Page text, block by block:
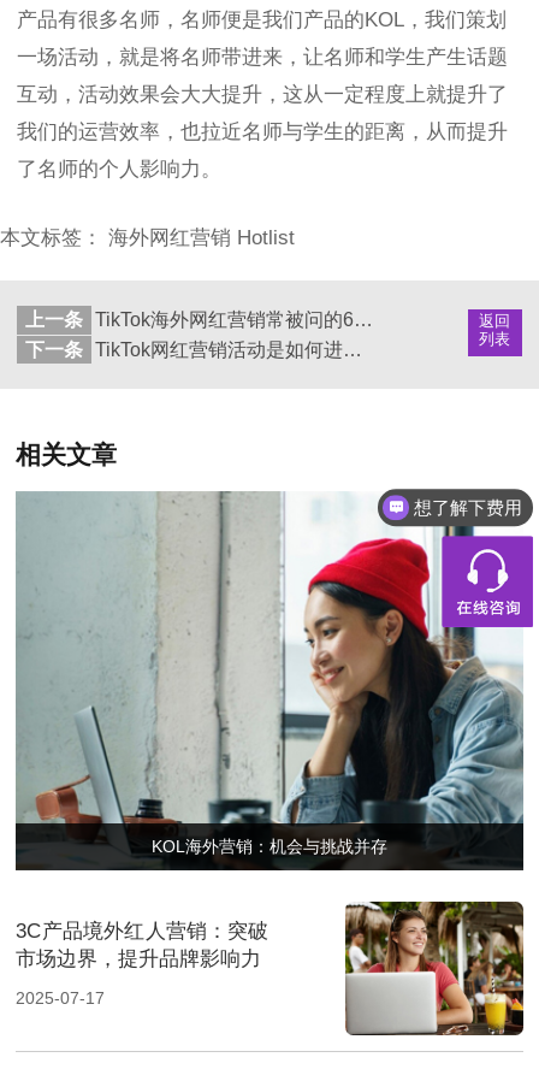
产品有很多名师，名师便是我们产品的KOL，我们策划
一场活动，就是将名师带进来，让名师和学生产生话题
互动，活动效果会大大提升，这从一定程度上就提升了
我们的运营效率，也拉近名师与学生的距离，从而提升
了名师的个人影响力。
本文标签： 海外网红营销 Hotlist
返回
列表
上一条
TikTok海外网红营销常被问的6个问题？
下一条
TikTok网红营销活动是如何进行的？
相关文章
KOL海外营销：机会与挑战并存
3C产品境外红人营销：突破
市场边界，提升品牌影响力
2025-07-17
想了解下费用